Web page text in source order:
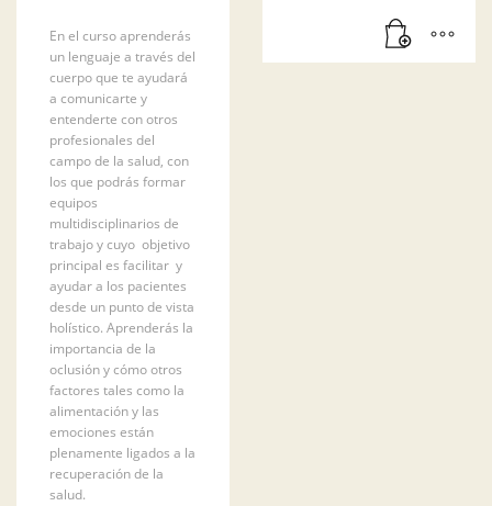
En el curso aprenderás
un lenguaje a través del
cuerpo que te ayudará
a comunicarte y
entenderte con otros
profesionales del
campo de la salud, con
los que podrás formar
equipos
multidisciplinarios de
trabajo y cuyo objetivo
principal es facilitar y
ayudar a los pacientes
desde un punto de vista
holístico. Aprenderás la
importancia de la
oclusión y cómo otros
factores tales como la
alimentación y las
emociones están
plenamente ligados a la
recuperación de la
salud.
original
era:
560,00€.
actual
es: